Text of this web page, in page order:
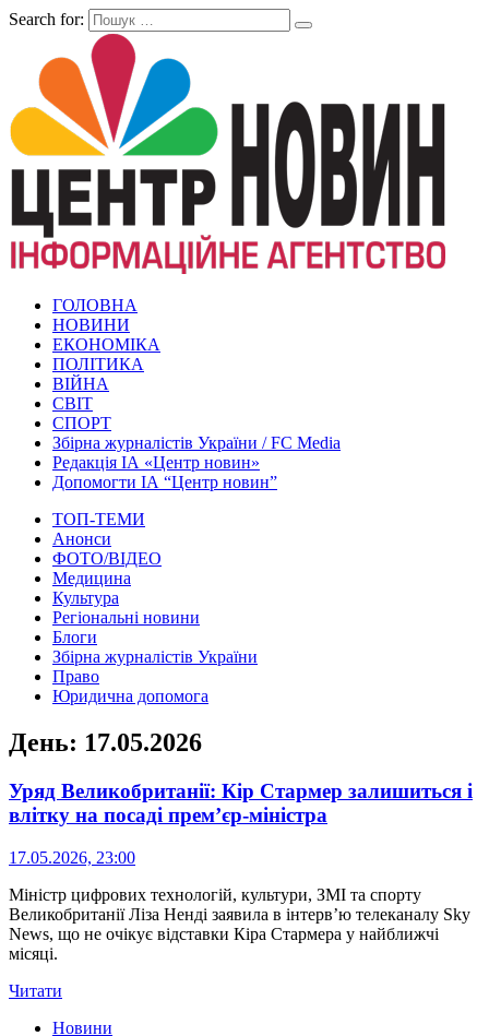
Search for:
ГОЛОВНА
НОВИНИ
ЕКОНОМІКА
ПОЛІТИКА
ВІЙНА
СВІТ
СПОРТ
Збірна журналістів України / FC Media
Редакція ІА «Центр новин»
Допомогти ІА “Центр новин”
ТОП-ТЕМИ
Анонси
ФОТО/ВІДЕО
Медицина
Культура
Регіональні новини
Блоги
Збірна журналістів України
Право
Юридична допомога
День: 17.05.2026
Уряд Великобританії: Кір Стармер залишиться і
влітку на посаді прем’єр-міністра
17.05.2026, 23:00
Міністр цифрових технологій, культури, ЗМІ та спорту
Великобританії Ліза Ненді заявила в інтерв’ю телеканалу Sky
News, що не очікує відставки Кіра Стармера у найближчі
місяці.
Читати
Новини